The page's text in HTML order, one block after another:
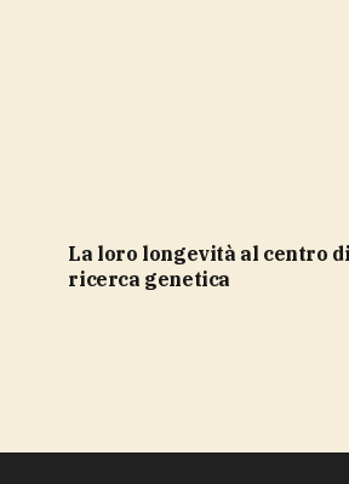
la loro longevità al centro di una
ricerca genetica